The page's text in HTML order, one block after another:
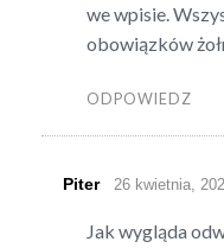
we wpisie.
obowiązków
ODPOWIEDZ
Piter 26 kwietnia,
Jak wygląda